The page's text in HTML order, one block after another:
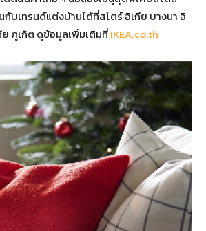
กับเทรนด์แต่งบ้านได้ที่สโตร์ อิเกีย บางนา อิ
ย ภูเก็ต ดูข้อมูลเพิ่มเติมที่IKEA.co.th